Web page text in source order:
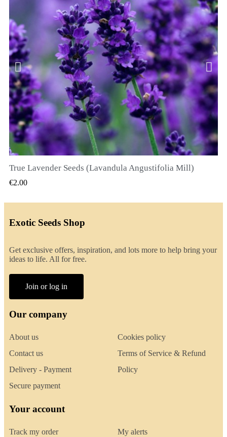
QUICK VIEW
True Lavender Seeds (Lavandula Angustifolia Mill)
€2.00
Exotic Seeds Shop
Get exclusive offers, inspiration, and lots more to help bring your
ideas to life. All for free.
Join or log in
Our company
About us
Contact us
Delivery - Payment
Secure payment
Cookies policy
Terms of Service & Refund
Policy
Your account
Track my order My alerts